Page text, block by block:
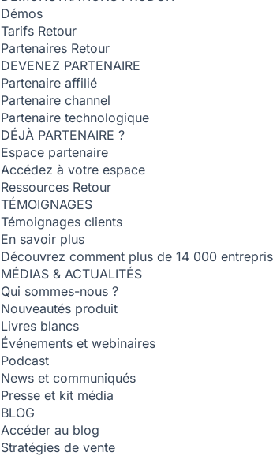
Démos
Tarifs Retour
Partenaires Retour
DEVENEZ PARTENAIRE
Partenaire affilié
Partenaire channel
Partenaire technologique
DÉJÀ PARTENAIRE ?
Espace partenaire
Accédez à votre espace
Ressources Retour
TÉMOIGNAGES
Témoignages clients
En savoir plus
Découvrez comment plus de 14 000
MÉDIAS & ACTUALITÉS
Qui sommes-nous ?
Nouveautés produit
Livres blancs
Événements et webinaires
Podcast
News et communiqués
Presse et kit média
BLOG
Accéder au blog
Stratégies de vente